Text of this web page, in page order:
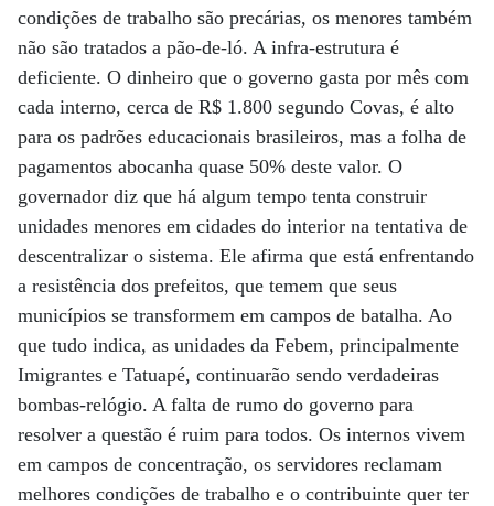
condições de trabalho são precárias, os menores também
não são tratados a pão-de-ló. A infra-estrutura é
deficiente. O dinheiro que o governo gasta por mês com
cada interno, cerca de R$ 1.800 segundo Covas, é alto
para os padrões educacionais brasileiros, mas a folha de
pagamentos abocanha quase 50% deste valor. O
governador diz que há algum tempo tenta construir
unidades menores em cidades do interior na tentativa de
descentralizar o sistema. Ele afirma que está enfrentando
a resistência dos prefeitos, que temem que seus
municípios se transformem em campos de batalha. Ao
que tudo indica, as unidades da Febem, principalmente
Imigrantes e Tatuapé, continuarão sendo verdadeiras
bombas-relógio. A falta de rumo do governo para
resolver a questão é ruim para todos. Os internos vivem
em campos de concentração, os servidores reclamam
melhores condições de trabalho e o contribuinte quer ter